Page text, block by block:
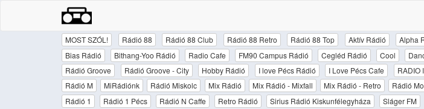
MOST SZÓL! Rádió 88 Rádió 88 Club Rádió 88 Retro Rádió 88 Top Aktív Rádió Alpha
Bias Rádió
Bithang-Yoo Rádió Radio Cafe FM90 Campus Rádió Cegléd Rádió Cool
Rádió Groove
Rádió Groove - City Hobby Rádió I love Pécs Rádió I Love Pécs Cafe RADIO
Rádió M
MiRádiónk Rádió Miskolc Mix Rádió Mix Rádió - Mixfall Mix Rádió - Retro Rádió
Rádió 1
Rádió 1 Pécs Rádió N Caffe Retro Rádió Sirius Rádió Kiskunfélegyháza Sláger FM